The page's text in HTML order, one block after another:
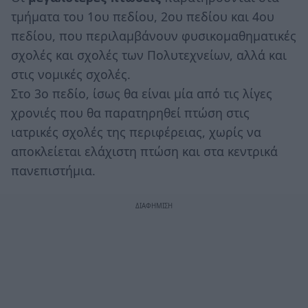
τμήματα του 1ου πεδίου, 2ου πεδίου και 4ου
πεδίου, που περιλαμβάνουν φυσικομαθηματικές
σχολές και σχολές των Πολυτεχνείων, αλλά και
στις νομικές σχολές.
Στο 3ο πεδίο, ίσως θα είναι μία από τις λίγες
χρονιές που θα παρατηρηθεί πτώση στις
ιατρικές σχολές της περιφέρειας, χωρίς να
αποκλείεται ελάχιστη πτώση και στα κεντρικά
πανεπιστήμια.